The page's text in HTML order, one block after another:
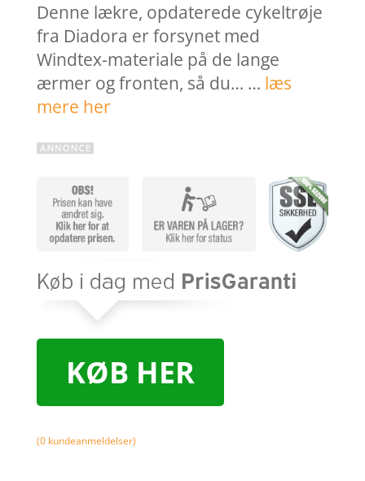
Denne lækre, opdaterede cykeltrøje
fra Diadora er forsynet med
Windtex-materiale på de lange
ærmer og fronten, så du… … læs
mere her
KØB HER
(0kundeanmeldelser)